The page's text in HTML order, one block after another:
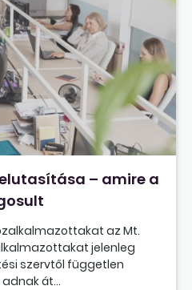
– amire a
az Mt.
jelenleg
szervtől független
át...